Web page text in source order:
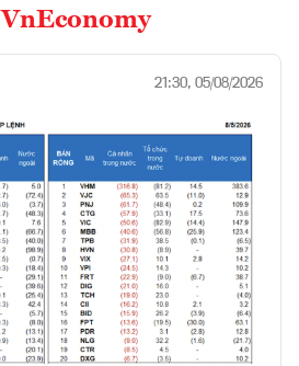
VnEconomy
21:30, 05/08/2026